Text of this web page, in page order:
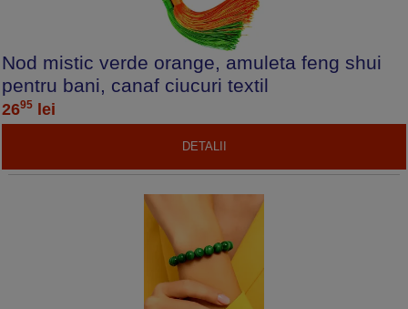
Nod mistic verde orange, amuleta feng shui
pentru bani, canaf ciucuri textil
2695 lei
DETALII